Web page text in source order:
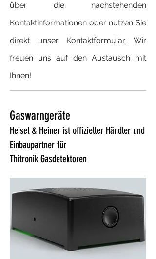
über die nachstehenden
Kontaktinformationen oder nutzen Sie
direkt unser Kontaktformular. Wir
freuen uns auf den Austausch mit
Ihnen!
Gaswarngeräte
Heisel & Heiner ist offizieller Händler und
Einbaupartner für
Thitronik Gasdetektoren